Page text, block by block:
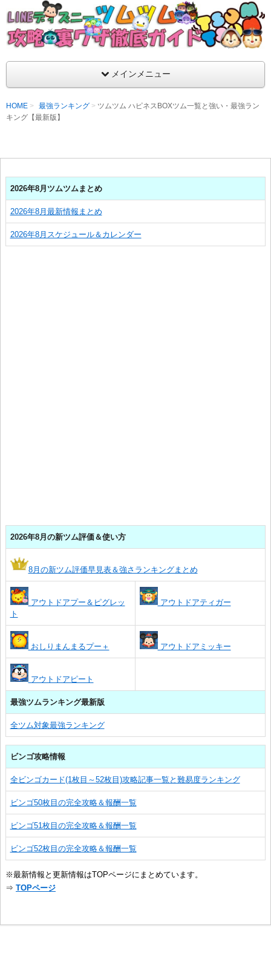
LINEディズニー ツムツム攻略・裏ワザ徹底
支持率No1！痒いところに手が届くツムツム攻略サイト！新ツ
ラ評価も丁寧に解説！ツムツムを120％楽しめるサイトを目指し
メインメニュー
HOME 最強ランキング
ツムツム ハピネスBOXツム一覧と強い・最強ラン
キング【最新版】
2026年8月ツムツムまとめ
2026年8月最新情報まとめ
2026年8月スケジュール＆カレンダー
2026年8月の新ツム評価＆使い方
8月の新ツム評価早見表＆強さランキングまとめ
アウトドアプー＆ピグレッ
ト
アウトドアティガー
おしりまんまるプー＋ アウトドアミッキー
アウトドアピート
最強ツムランキング最新版
全ツム対象最強ランキング
ビンゴ攻略情報
全ビンゴカード(1枚目～52枚目)攻略記事一覧と難易度ランキング
ビンゴ50枚目の完全攻略＆報酬一覧
ビンゴ51枚目の完全攻略＆報酬一覧
ビンゴ52枚目の完全攻略＆報酬一覧
※最新情報と更新情報はTOPページにまとめています。
⇒ TOPページ